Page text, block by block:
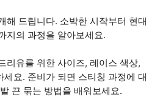
해 드립니다. 소박한 시작부터 현대
지의 과정을 알아보세요.
리유를 위한 사이즈, 레이스 색상,
요. 준비가 되면 스티칭 과정에 대
끈 묶는 방법을 배워보세요.